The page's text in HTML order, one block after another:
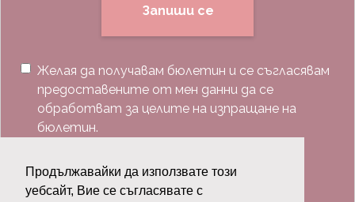
Продължавайки да използвате този
уебсайт, Вие се съгласявате с
Запиши се
Желая да получавам бюлетин и се съгласявам
предоставените от мен данни да се
обработват за целите на изпращане на
бюлетин.
Последвай ни: